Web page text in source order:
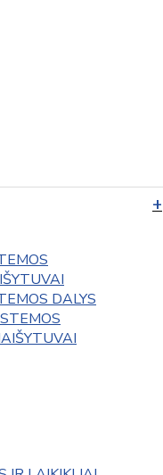
DALYS